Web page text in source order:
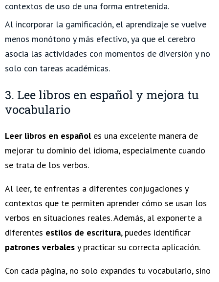
contextos de uso de una forma entretenida.
Al incorporar la gamificación, el aprendizaje se vuelve
menos monótono y más efectivo, ya que el cerebro
asocia las actividades con momentos de diversión y no
solo con tareas académicas.
3. Lee libros en español y mejora tu
vocabulario
Leer libros en españoles una excelente manera de
mejorar tu dominio del idioma, especialmente cuando
se trata de los verbos.
Al leer, te enfrentas a diferentes conjugaciones y
contextos que te permiten aprender cómo se usan los
verbos en situaciones reales. Además, al exponerte a
diferentes estilos de escritura, puedes identificar
patrones verbales y practicar su correcta aplicación.
Con cada página, no solo expandes tu vocabulario, sino